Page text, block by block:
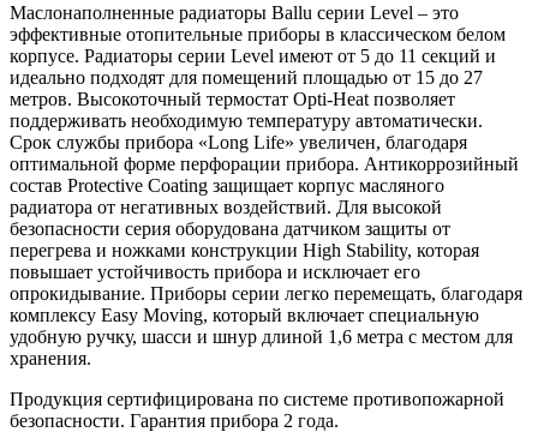
Маслонаполненные радиаторы Ballu серии Level – это
эффективные отопительные приборы в классическом белом
корпусе. Радиаторы серии Level имеют от 5 до 11 секций и
идеально подходят для помещений площадью от 15 до 27
метров. Высокоточный термостат Opti-Heat позволяет
поддерживать необходимую температуру автоматически.
Срок службы прибора «Long Life» увеличен, благодаря
оптимальной форме перфорации прибора. Антикоррозийный
состав Protective Coating защищает корпус масляного
радиатора от негативных воздействий. Для высокой
безопасности серия оборудована датчиком защиты от
перегрева и ножками конструкции High Stability, которая
повышает устойчивость прибора и исключает его
опрокидывание. Приборы серии легко перемещать, благодаря
комплексу Easy Moving, который включает специальную
удобную ручку, шасси и шнур длиной 1,6 метра с местом для
хранения.
Продукция сертифицирована по системе противопожарной
безопасности. Гарантия прибора 2 года.